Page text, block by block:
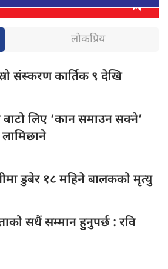
लोकप्रिय
संस्करण कार्तिक ९ देखि
बाटो लिए ‘कान समाउन सक्ने’
लामिछाने
डुबेर १८ महिने बालकको मृत्यु
सधैं सम्मान हुनुपर्छ : रवि